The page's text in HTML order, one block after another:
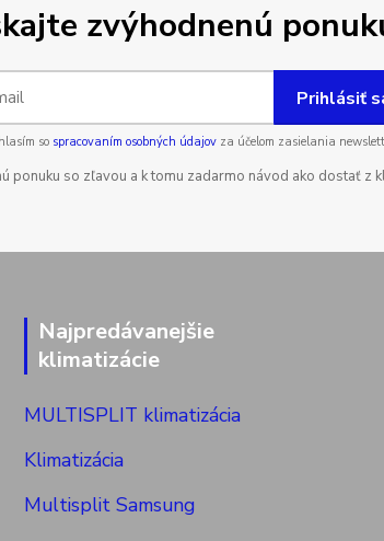
zvýhodnenú
Prihlásiť
so spracovaním osobných údajovza účelom zasielania
ponuku so zľavou a k tomu zadarmo návod ako dostať z
Najpredávanejšie
klimatizácie
MULTISPLIT klimatizácia
Klimatizácia
Multisplit Samsung